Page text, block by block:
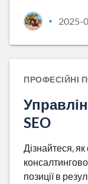
• 2025-
ПРОФЕСІЙНІ
SEO
Дізнайтеся,
позиції в